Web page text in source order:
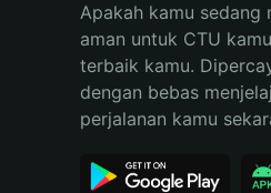
Bahasa Indonesia
Español (Argentina)
Apakah kamu
aman untuk CTU
terbaik kamu.
dengan bebas
perjalanan kamu